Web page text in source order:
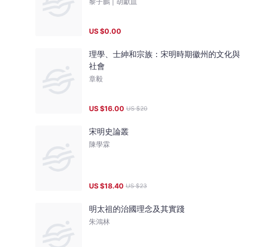
US $0.00
理學、士紳和宗族：宋明時期徽州的文化與
社會
章毅
US $16.00 US $20
宋明史論叢
陳學霖
US $18.40 US $23
明太祖的治國理念及其實踐
朱鴻林